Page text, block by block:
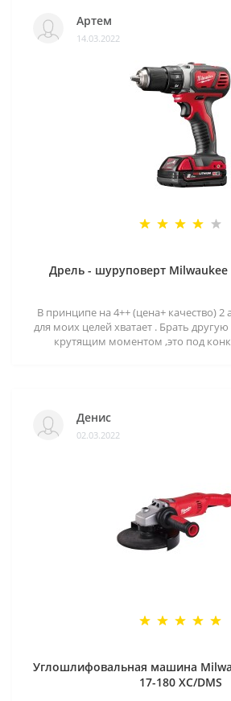
Артем
14.03.2022
Дрель - шуруповерт Milwaukee
В принципе на 4++ (цена+ качество) 2
для моих целей хватает . Брать
крутящим моментом ,это под
Денис
02.03.2022
Углошлифовальная машина
17-180 XC/DMS